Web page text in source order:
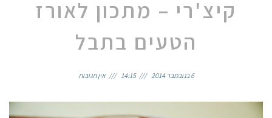
קיצ'רי – מתכון לאורז
הטעים בתבל
6 בנובמבר 2014 14:15 אין תגובות